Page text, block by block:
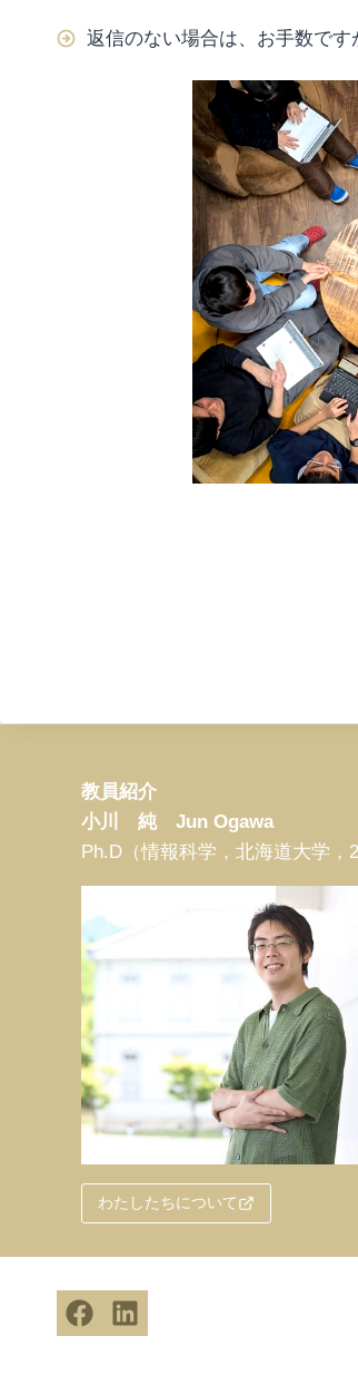
返信のない場合は、お手数で
教員紹介
小川 純 Jun Ogawa
Ph.D（情報科学，北海道大学，
わたしたちについて